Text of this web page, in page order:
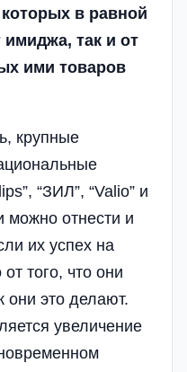
в равной
имиджа, так и от
ими товаров
крупные
“ЗИЛ”, “Valio” и
можно отнести и
их успех на
того, что они
они это делают.
увеличение